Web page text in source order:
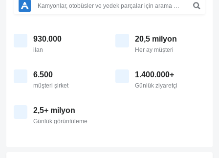
930.000
ilan
20,5 milyon
Her ay müşteri
6.500
müşteri şirket
1.400.000+
Günlük ziyaretçi
2,5+ milyon
Günlük görüntüleme